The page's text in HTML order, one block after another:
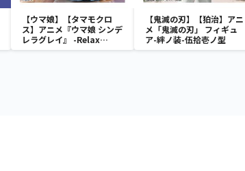
【ウマ娘】【タマモクロ
ス】アニメ『ウマ娘 シンデ
レラグレイ』 -Relax
time-タマモクロス
【鬼滅の刃】【狛治】アニ
メ「鬼滅の刃」 フィギュ
ア-絆ノ装-伍拾壱ノ型